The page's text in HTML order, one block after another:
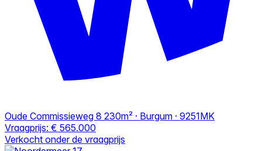
Oude Commissieweg 8 230m² · Burgum · 9251MK
Vraagprijs: € 565.000
Verkocht onder de vraagprijs